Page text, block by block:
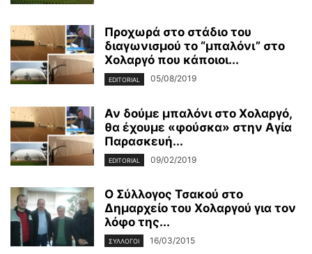
Προχωρά στο στάδιο του
διαγωνισμού το “μπαλόνι” στο
Χολαργό που κάποιοι...
EDITORIAL 05/08/2019
Αν δούμε μπαλόνι στο Χολαργό,
θα έχουμε «φούσκα» στην Αγία
Παρασκευή...
EDITORIAL 09/02/2019
Ο Σύλλογος Τσακού στο
Δημαρχείο του Χολαργού για τον
λόφο της...
ΣΥΛΛΟΓΟΙ 16/03/2015